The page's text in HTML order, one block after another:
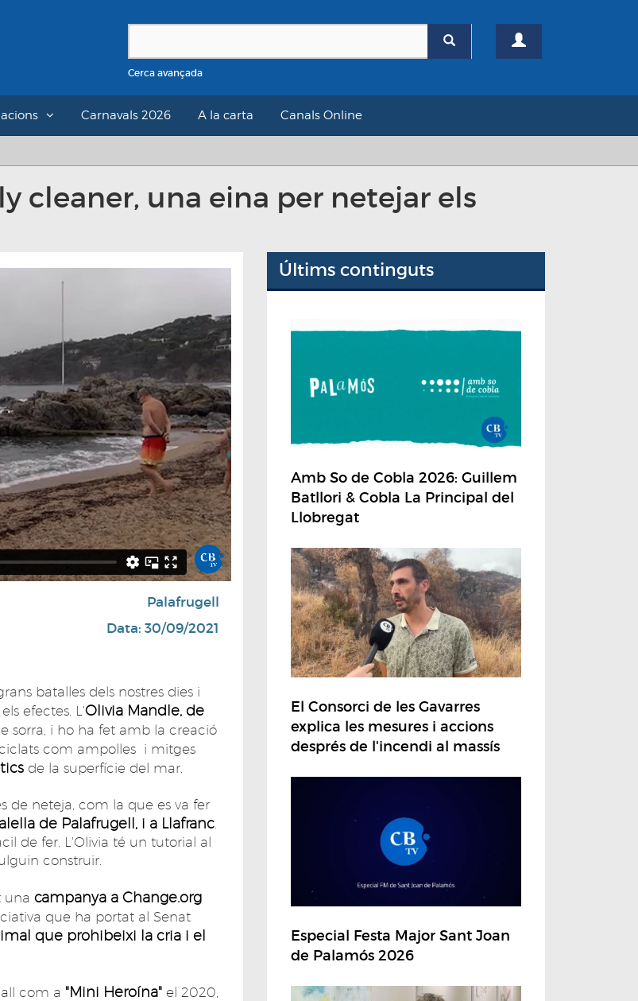
Cerca avançada
Carnavals 2026 A la carta Canals Online
cleaner, una eina per netejar els
Palafrugell
Data: 30/09/2021
batalles dels nostres dies i
efectes. L'Olivia Mandle, de
sorra, i ho ha fet amb la creació
com ampolles i mitges
de la superfície del mar.
de neteja, com la que es va fer
de Palafrugell, i a Llafranc
de fer. L'Olivia té un tutorial al
construir.
una campanya a Change.org
que ha portat al Senat
que prohibeixi la cria i el
com a "Mini Heroína" el 2020,
Últims continguts
Amb So de Cobla 2026: Guillem
Batllori & Cobla La Principal del
Llobregat
El Consorci de les Gavarres
explica les mesures i accions
després de l'incendi al massís
Especial Festa Major Sant Joan
de Palamós 2026